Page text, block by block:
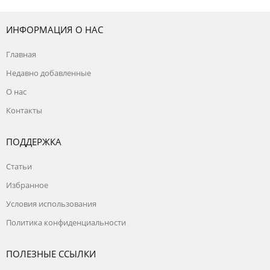
ИНФОРМАЦИЯ О НАС
Главная
Недавно добавленные
О нас
Контакты
ПОДДЕРЖКА
Статьи
Избранное
Условия использования
Политика конфиденциальности
ПОЛЕЗНЫЕ ССЫЛКИ